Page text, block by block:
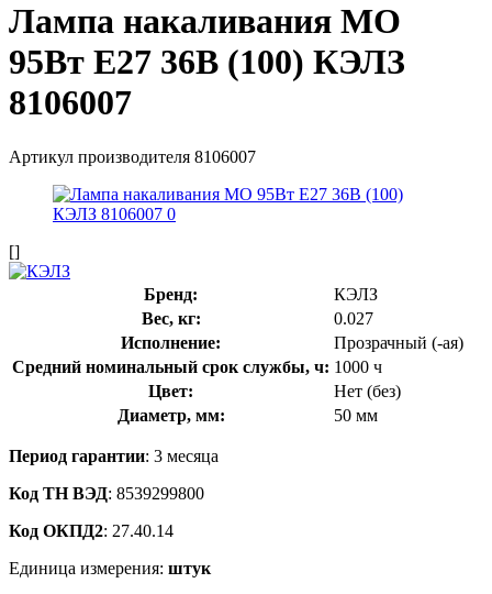
Лампа накаливания МО
95Вт E27 36В (100) КЭЛЗ
8106007
Артикул производителя 8106007
[]
Бренд:
КЭЛЗ
Вес, кг:
0.027
Исполнение:
Прозрачный (-ая)
Средний номинальный срок службы, ч: 1000 ч
Цвет:
Нет (без)
Диаметр, мм:
50 мм
Период гарантии: 3 месяца
Код ТН ВЭД: 8539299800
Код ОКПД2: 27.40.14
Единица измерения: штук